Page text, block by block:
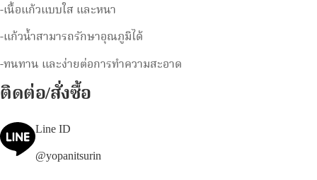
-เนื้อแก้วแบบใส และหนา
-แก้วน้ำสามารถรักษาอุณภูมิได้
-ทนทาน และง่ายต่อการทำความสะอาด
ติดต่อ/สั่งซื้อ
Line ID
@yopanitsurin